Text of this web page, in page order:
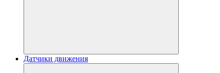
Датчики движения